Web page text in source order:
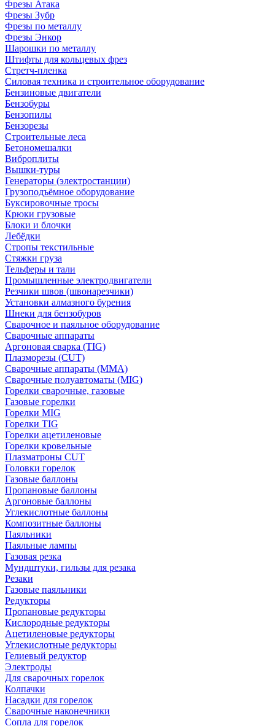
Фрезы Атака
Фрезы Зубр
Фрезы по металлу
Фрезы Энкор
Шарошки по металлу
Штифты для кольцевых фрез
Стретч-пленка
Силовая техника и строительное оборудование
Бензиновые двигатели
Бензобуры
Бензопилы
Бензорезы
Строительные леса
Бетономешалки
Виброплиты
Вышки-туры
Генераторы (электростанции)
Грузоподъёмное оборудование
Буксировочные тросы
Крюки грузовые
Блоки и блочки
Лебёдки
Стропы текстильные
Стяжки груза
Тельферы и тали
Промышленные электродвигатели
Резчики швов (швонарезчики)
Установки алмазного бурения
Шнеки для бензобуров
Сварочное и паяльное оборудование
Сварочные аппараты
Аргоновая сварка (TIG)
Плазморезы (CUT)
Сварочные аппараты (MMA)
Сварочные полуавтоматы (MIG)
Горелки сварочные, газовые
Газовые горелки
Горелки MIG
Горелки TIG
Горелки ацетиленовые
Горелки кровельные
Плазматроны CUT
Головки горелок
Газовые баллоны
Пропановые баллоны
Аргоновые баллоны
Углекислотные баллоны
Композитные баллоны
Паяльники
Паяльные лампы
Газовая резка
Мундштуки, гильзы для резака
Резаки
Газовые паяльники
Редукторы
Пропановые редукторы
Кислородные редукторы
Ацетиленовые редукторы
Углекислотные редукторы
Гелиевый редуктор
Электроды
Для сварочных горелок
Колпачки
Насадки для горелок
Сварочные наконечники
Сопла для горелок